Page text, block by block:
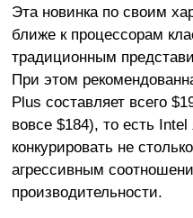
Эта новинка по своим
ближе к процессорам
традиционным
При этом
Plus составляет всего
вовсе $184), то есть Intel
конкурировать не
агрессивным
производительности.